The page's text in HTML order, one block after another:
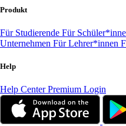
Produkt
Für Studierende Für
Unternehmen Für Lehrer*innen
Help
Help CenterPremium Login